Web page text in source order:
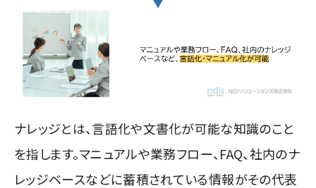
ナレッジとは、言語化や文書化が可能な知識のこと
を指します。マニュアルや業務フロー、FAQ、社内のナ
レッジベースなどに蓄積されている情報がその代表